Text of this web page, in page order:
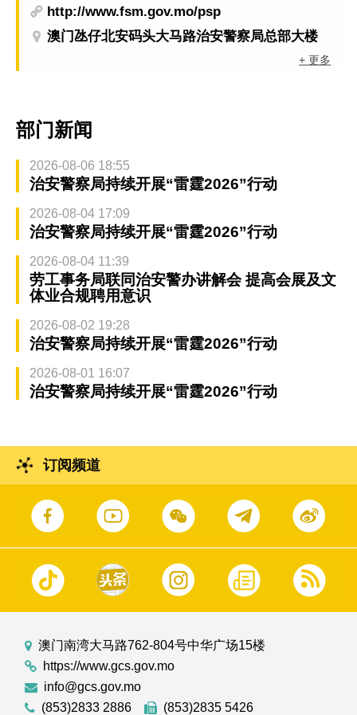
http://www.fsm.gov.mo/psp
澳门氹仔北安码头大马路治安警察局总部大楼
+ 更多
部门新闻
2026-08-06 18:55
治安警察局持续开展“雷霆2026”行动
2026-08-04 17:09
治安警察局持续开展“雷霆2026”行动
2026-08-04 11:39
劳工事务局联同治安警办讲解会 提高会展及文
体业合规聘用意识
2026-08-02 19:28
治安警察局持续开展“雷霆2026”行动
2026-08-01 16:07
治安警察局持续开展“雷霆2026”行动
订阅频道
澳门南湾大马路762-804号中华广场15楼
https://www.gcs.gov.mo
info@gcs.gov.mo
(853)2833 2886
(853)2835 5426